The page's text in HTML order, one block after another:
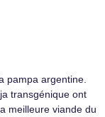
pampa argentine.
transgénique ont
meilleure viande du